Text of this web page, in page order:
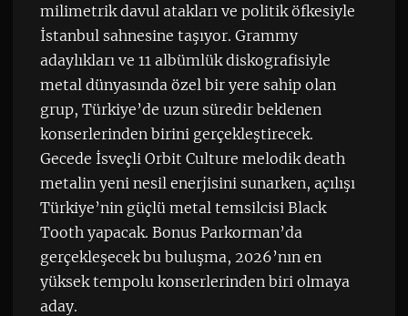
milimetrik davul atakları ve politik öfkesiyle
İstanbul sahnesine taşıyor. Grammy
adaylıkları ve 11 albümlük diskografisiyle
metal dünyasında özel bir yere sahip olan
grup, Türkiye’de uzun süredir beklenen
konserlerinden birini gerçekleştirecek.
Gecede İsveçli Orbit Culture melodik death
metalin yeni nesil enerjisini sunarken, açılışı
Türkiye’nin güçlü metal temsilcisi Black
Tooth yapacak. Bonus Parkorman’da
gerçekleşecek bu buluşma, 2026’nın en
yüksek tempolu konserlerinden biri olmaya
aday.